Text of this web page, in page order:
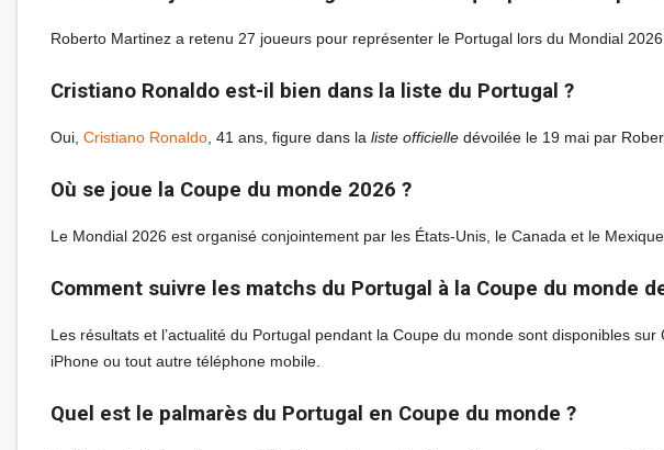
Roberto Martinez a retenu 27 joueurs pour représenter le Portugal lors du Mondial 2026.
Cristiano Ronaldo est-il bien dans la liste du Portugal ?
Oui, Cristiano Ronaldo , 41 ans, figure dans la liste officielle dévoilée le 19 mai par
Où se joue la Coupe du monde 2026 ?
Le Mondial 2026 est organisé conjointement par les États-Unis, le Canada et le
Comment suivre les matchs du Portugal à la Coupe du monde
Les résultats et l’actualité du Portugal pendant la Coupe du monde sont disponibles
iPhone ou tout autre téléphone mobile.
Quel est le palmarès du Portugal en Coupe du monde ?